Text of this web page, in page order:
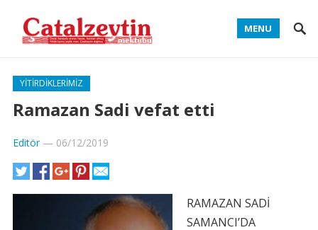
MENU
YITIRDIKLERIMIZ
Ramazan Sadi vefat etti
Editör— 06/12/2019
RAMAZAN SADİ
SAMANCI’DA